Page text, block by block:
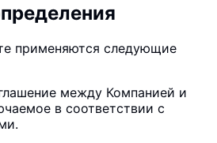
применяются следующие
между Компанией и
в соответствии с